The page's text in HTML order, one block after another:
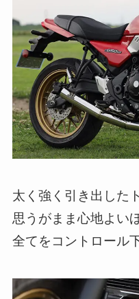
太く強く引き出した
思うがまま心地よい
全てをコントロール